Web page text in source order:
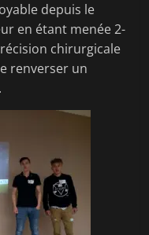
depuis le
en étant menée 2-
chirurgicale
renverser un